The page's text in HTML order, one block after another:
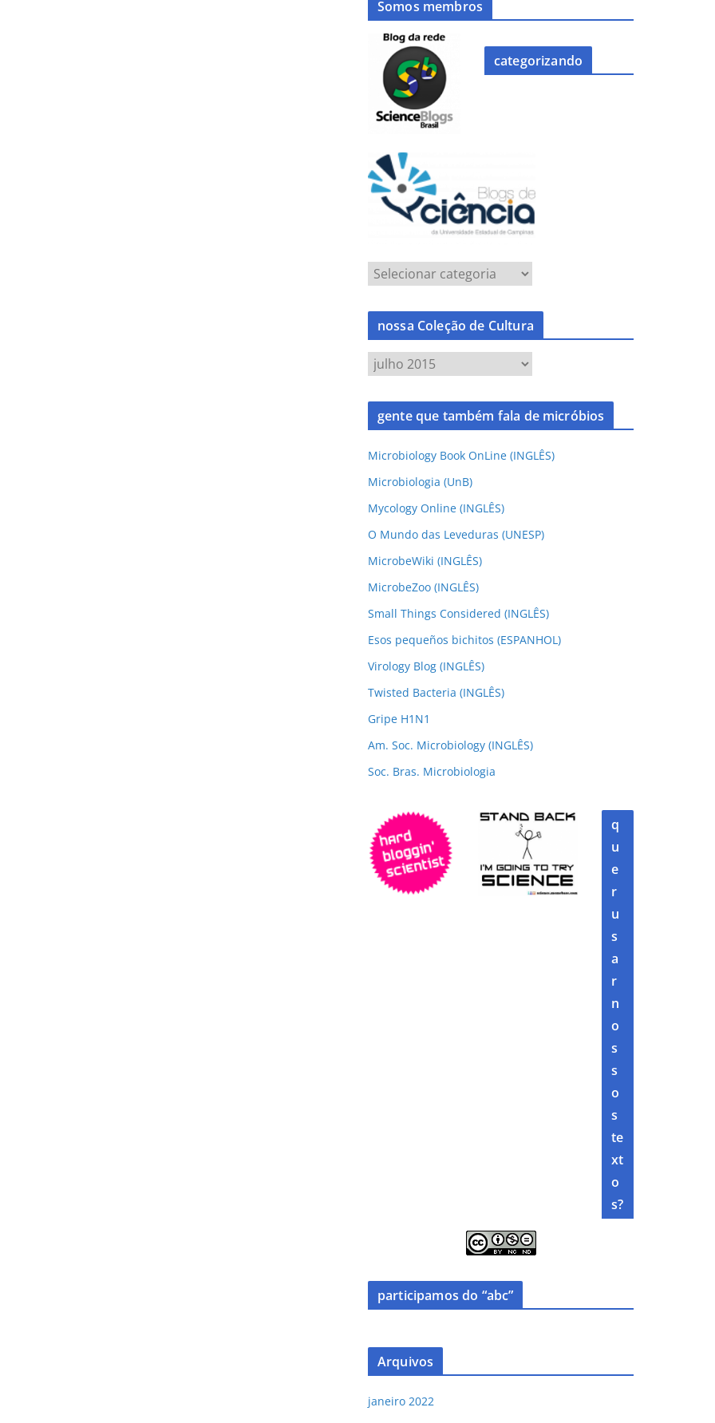
Somos membros
categorizando
nossa Coleção de Cultura
gente que também fala de micróbios
Microbiology Book OnLine (INGLÊS)
Microbiologia (UnB)
Mycology Online (INGLÊS)
O Mundo das Leveduras (UNESP)
MicrobeWiki (INGLÊS)
MicrobeZoo (INGLÊS)
Small Things Considered (INGLÊS)
Esos pequeños bichitos (ESPANHOL)
Virology Blog (INGLÊS)
Twisted Bacteria (INGLÊS)
Gripe H1N1
Am. Soc. Microbiology (INGLÊS)
Soc. Bras. Microbiologia
q
u
e
r
u
s
a
r
n
o
s
s
o
s
te
xt
o
s?
participamos do “abc”
Arquivos
janeiro 2022